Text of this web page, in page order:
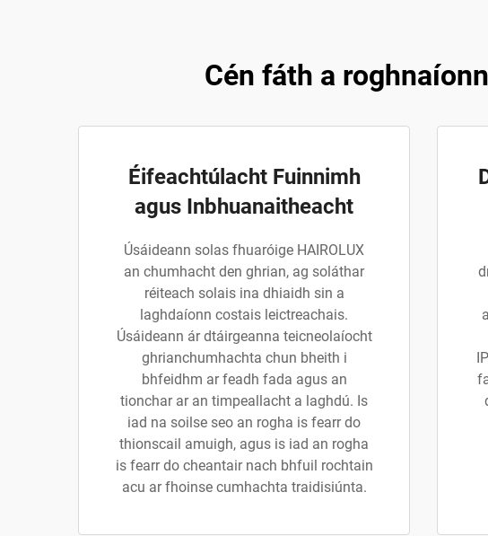
Cén fáth a
Éifeachtúlacht Fuinnimh
agus Inbhuanaitheacht
Úsáideann solas fhuaróige HAIROLUX
an chumhacht den ghrian, ag soláthar
réiteach solais ina dhiaidh sin a
laghdaíonn costais leictreachais.
Úsáideann ár dtáirgeanna teicneolaíocht
ghrianchumhachta chun bheith i
bhfeidhm ar feadh fada agus an
tionchar ar an timpeallacht a laghdú. Is
iad na soilse seo an rogha is fearr do
thionscail amuigh, agus is iad an rogha
is fearr do cheantair nach bhfuil rochtain
acu ar fhoinse cumhachta traidisiúnta.